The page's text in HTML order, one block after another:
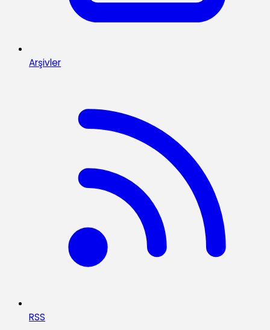
Arşivler
RSS